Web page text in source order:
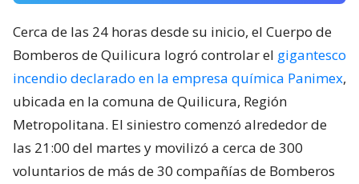
Cerca de las 24 horas desde su inicio, el Cuerpo de
Bomberos de Quilicura logró controlar el gigantesco
incendio declarado en la empresa química Panimex,
ubicada en la comuna de Quilicura, Región
Metropolitana. El siniestro comenzó alrededor de
las 21:00 del martes y movilizó a cerca de 300
voluntarios de más de 30 compañías de Bomberos